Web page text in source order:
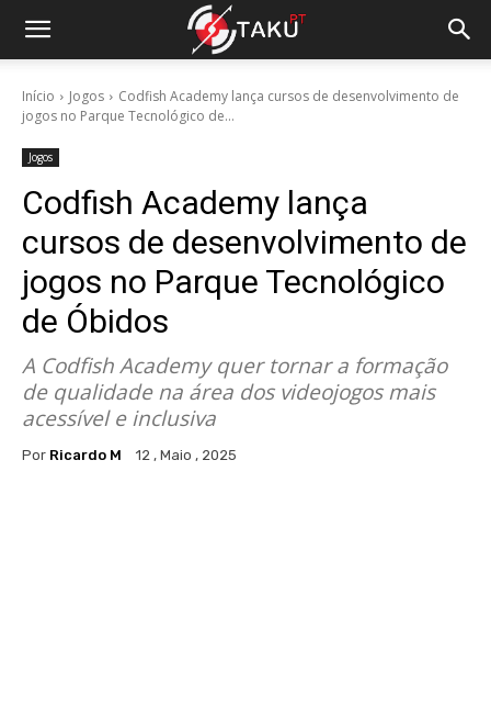
Início Jogos
Codfish Academy lança cursos de desenvolvimento de
jogos no Parque Tecnológico de...
Jogos
Codfish Academy lança
cursos de desenvolvimento de
jogos no Parque Tecnológico
de Óbidos
A Codfish Academy quer tornar a formação
de qualidade na área dos videojogos mais
acessível e inclusiva
Por Ricardo M 12 , Maio , 2025